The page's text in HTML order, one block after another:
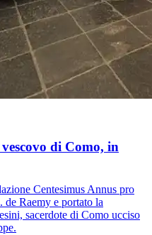
di Como, in
Centesimus Annus pro
de Raemy e portato la
sacerdote di Como ucciso